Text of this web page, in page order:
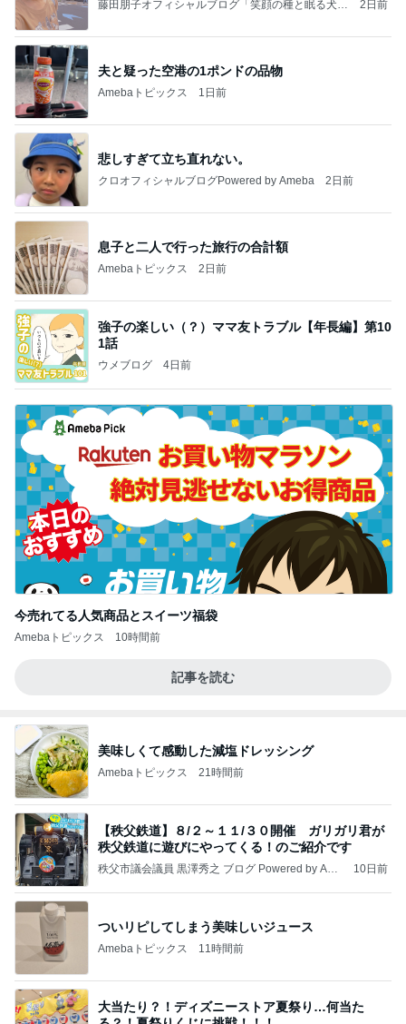
藤田朋子オフィシャルブログ「笑顔の種と眠る犬」
2日前
夫と疑った空港の1ポンドの品物
Amebaトピックス 1日前
悲しすぎて立ち直れない。
クロオフィシャルブログPowered by Ameba 2日前
息子と二人で行った旅行の合計額
Amebaトピックス 2日前
強子の楽しい（？）ママ友トラブル【年長編】第10
1話
ウメブログ 4日前
今売れてる人気商品とスイーツ福袋
Amebaトピックス 10時間前
記事を読む
美味しくて感動した減塩ドレッシング
Amebaトピックス 21時間前
【秩父鉄道】８/２～１１/３０開催 ガリガリ君が
秩父鉄道に遊びにやってくる！のご紹介です
秩父市議会議員 黒澤秀之 ブログ Powered by Ame
10日前
ついリピしてしまう美味しいジュース
Amebaトピックス 11時間前
大当たり？！ディズニーストア夏祭り…何当た